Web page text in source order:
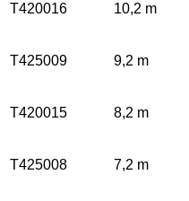
T420016 10,2 m
T425009 9,2 m
T420015 8,2 m
T425008 7,2 m